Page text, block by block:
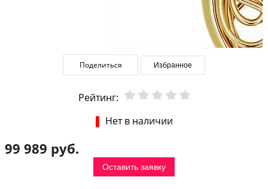
Поделиться Избранное
Рейтинг:
Нет в наличии
99 989 руб.
Оставить заявку